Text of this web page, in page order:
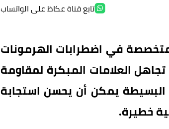
تابع قناة عكاظ على الواتساب
في اضطرابات الهرمونات
العلامات المبكرة لمقاومة
البسيطة يمكن أن يحسن استجابة
خطيرة.